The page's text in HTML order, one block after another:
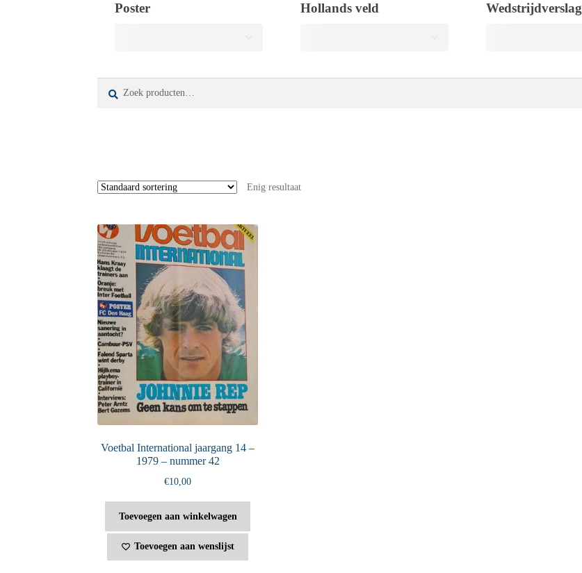
Poster Hollands veld Wedstrijdverslag
Enig resultaat
Voetbal International jaargang 14 –
1979 – nummer 42
€10,00
Toevoegen aan winkelwagen
Toevoegen aan wenslijst